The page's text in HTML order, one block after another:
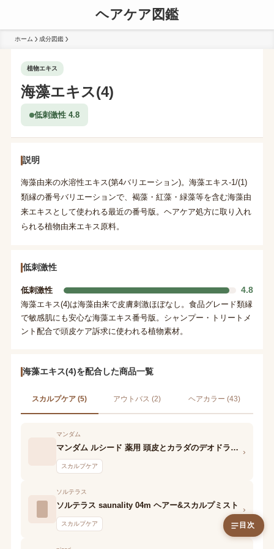
ヘアケア図鑑
ホーム 成分図鑑
植物エキス
海藻エキス(4)
低刺激性 4.8
説明
海藻由来の水溶性エキス(第4バリエーション)。海藻エキス-1/(1)
類縁の番号バリエーションで、褐藻・紅藻・緑藻等を含む海藻由
来エキスとして使われる最近の番号版。ヘアケア処方に取り入れ
られる植物由来エキス原料。
低刺激性
低刺激性 4.8
海藻エキス(4)は海藻由来で皮膚刺激ほぼなし。食品グレード類縁
で敏感肌にも安心な海藻エキス番号版。シャンプー・トリートメ
ント配合で頭皮ケア訴求に使われる植物素材。
海藻エキス(4)を配合した商品一覧
スカルプケア (5) アウトバス (2) ヘアカラー (43)
マンダム
マンダム ルシード 薬用 頭皮とカラダのデオドラントジェットスプレー
スカルプケア
›
ソルテラス
ソルテラス saunality 04m ヘアー&スカルプミスト
スカルプケア
›
目次